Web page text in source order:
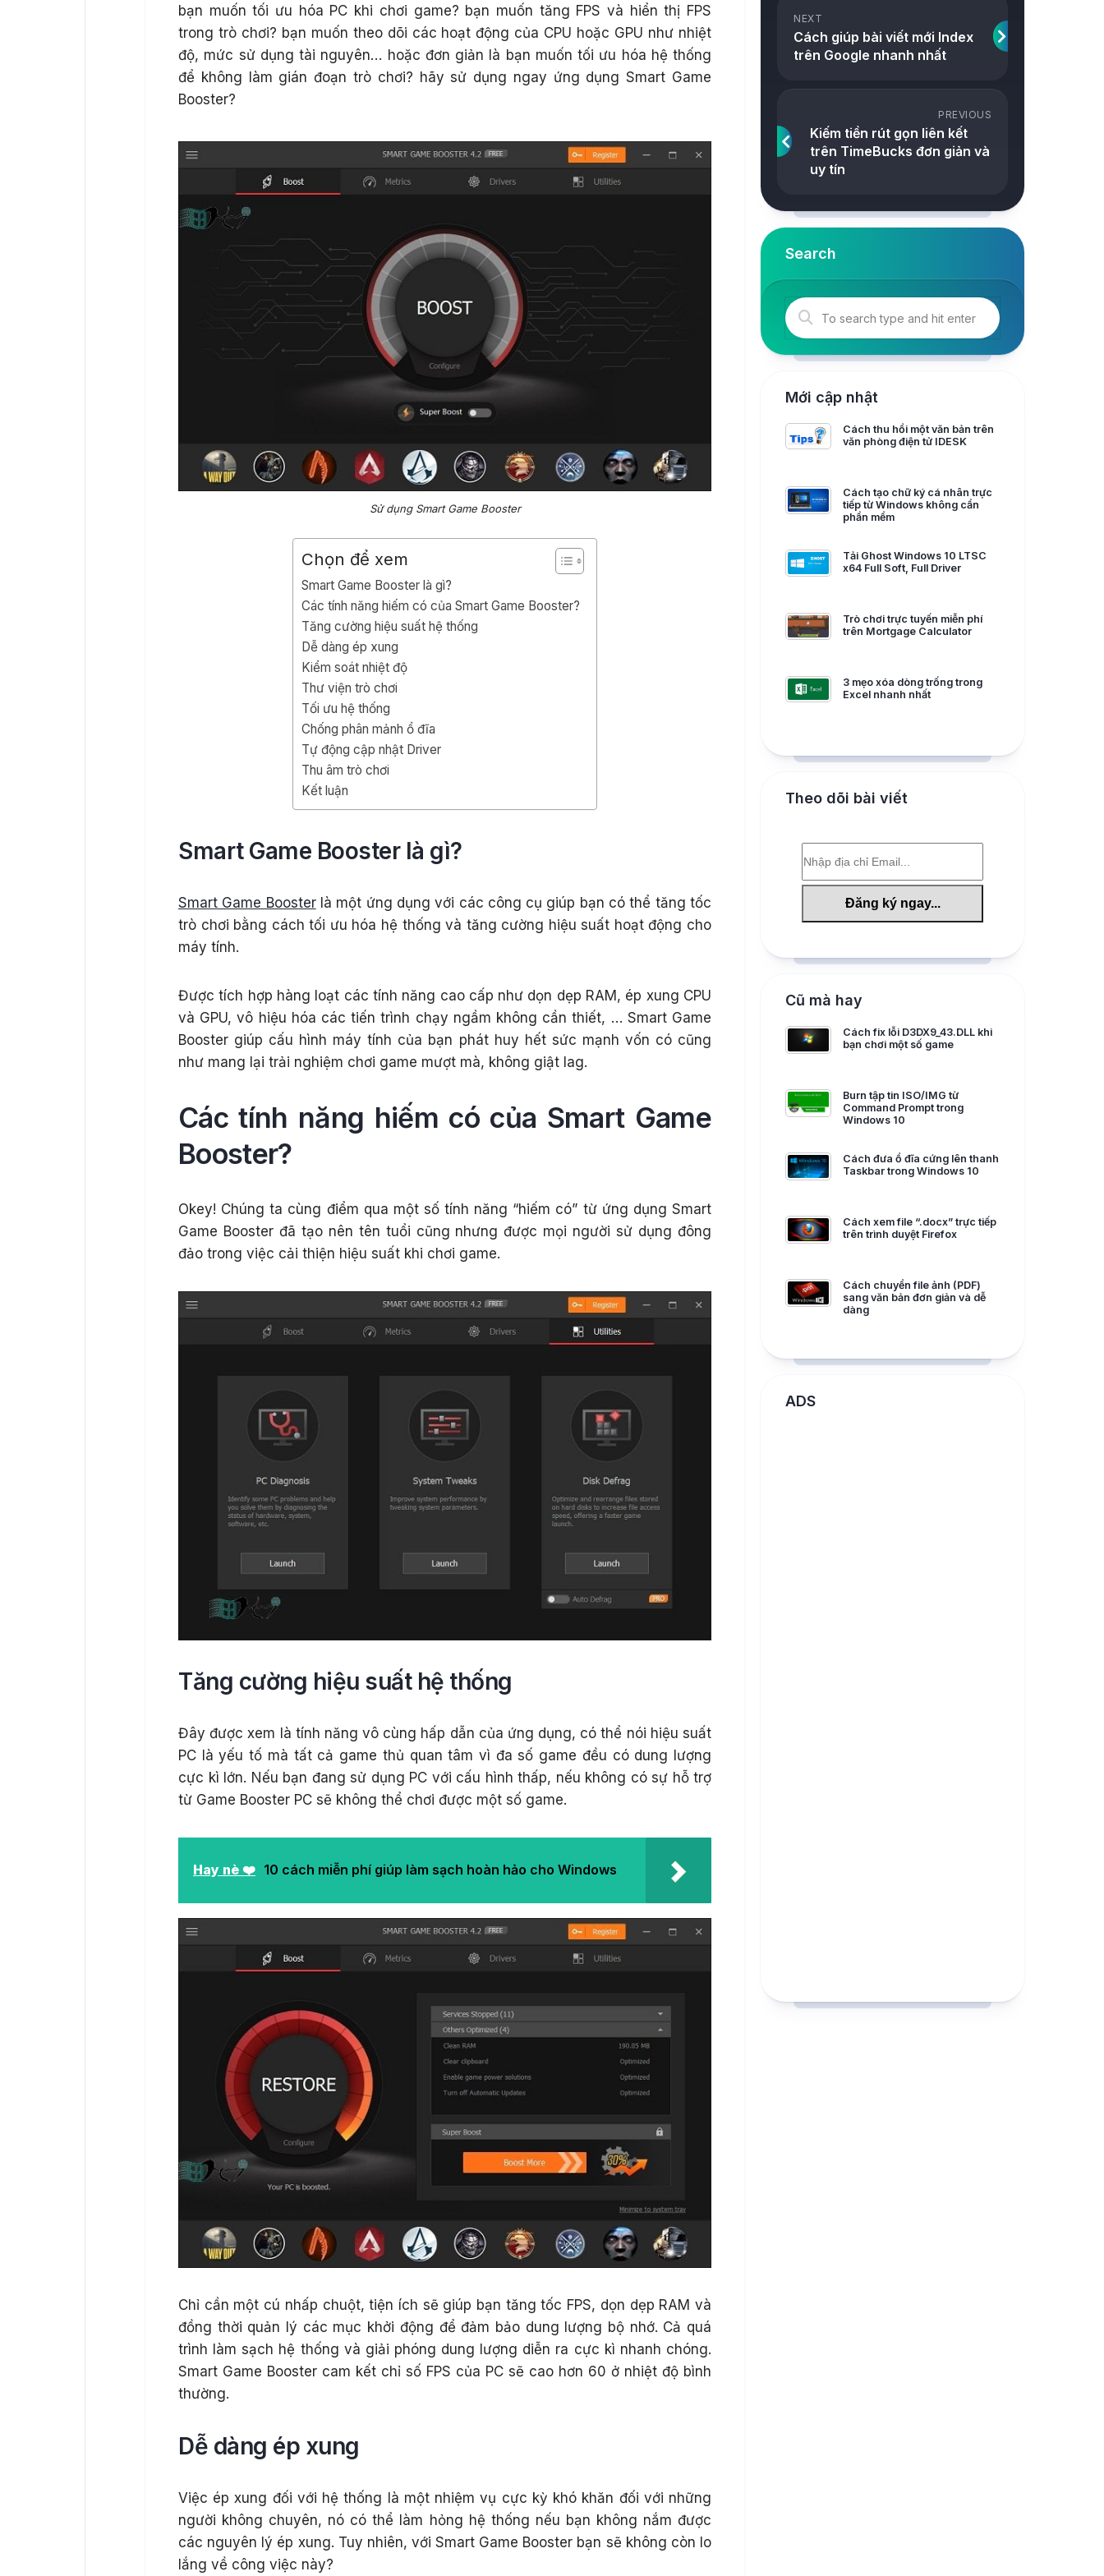
Snake
2048
Tetris
Tower
Công
cụ
bạn muốn tối ưu hóa PC khi chơi game? bạn muốn tăng FPS và hiển thị FPS
trong trò chơi? bạn muốn theo dõi các hoạt động của CPU hoặc GPU như nhiệt
độ, mức sử dụng tài nguyên… hoặc đơn giản là bạn muốn tối ưu hóa hệ thống
để không làm gián đoạn trò chơi? hãy sử dụng ngay ứng dụng Smart Game
Booster?
Sử dụng Smart Game Booster
Chọn để xem
Smart Game Booster là gì?
Các tính năng hiếm có của Smart Game Booster?
Tăng cường hiệu suất hệ thống
Dễ dàng ép xung
Kiểm soát nhiệt độ
Thư viện trò chơi
Tối ưu hệ thống
Chống phân mảnh ổ đĩa
Tự động cập nhật Driver
Thu âm trò chơi
Kết luận
Smart Game Booster là gì?
Smart Game Boosterlà một ứng dụng với các công cụ giúp bạn có thể tăng tốc
trò chơi bằng cách tối ưu hóa hệ thống và tăng cường hiệu suất hoạt động cho
máy tính.
Được tích hợp hàng loạt các tính năng cao cấp như dọn dẹp RAM, ép xung CPU
và GPU, vô hiệu hóa các tiến trình chạy ngầm không cần thiết, … Smart Game
Booster giúp cấu hình máy tính của bạn phát huy hết sức mạnh vốn có cũng
như mang lại trải nghiệm chơi game mượt mà, không giật lag.
Các tính năng hiếm có của Smart Game
Booster?
Okey! Chúng ta cùng điểm qua một số tính năng “hiếm có” từ ứng dụng Smart
Game Booster đã tạo nên tên tuổi cũng nhưng được mọi người sử dụng đông
đảo trong việc cải thiện hiệu suất khi chơi game.
Tăng cường hiệu suất hệ thống
Đây được xem là tính năng vô cùng hấp dẫn của ứng dụng, có thể nói hiệu suất
PC là yếu tố mà tất cả game thủ quan tâm vì đa số game đều có dung lượng
cực kì lớn. Nếu bạn đang sử dụng PC với cấu hình thấp, nếu không có sự hỗ trợ
từ Game Booster PC sẽ không thể chơi được một số game.
Hay nè ❤️ 10 cách miễn phí giúp làm sạch hoàn hảo cho Windows
Chỉ cần một cú nhấp chuột, tiện ích sẽ giúp bạn tăng tốc FPS, dọn dẹp RAM và
đồng thời quản lý các mục khởi động để đảm bảo dung lượng bộ nhớ. Cả quá
trình làm sạch hệ thống và giải phóng dung lượng diễn ra cực kì nhanh chóng.
Smart Game Booster cam kết chỉ số FPS của PC sẽ cao hơn 60 ở nhiệt độ bình
thường.
Dễ dàng ép xung
Việc ép xung đối với hệ thống là một nhiệm vụ cực kỳ khó khăn đối với những
người không chuyên, nó có thể làm hỏng hệ thống nếu bạn không nắm được
các nguyên lý ép xung. Tuy nhiên, với Smart Game Booster bạn sẽ không còn lo
lắng về công việc này?
NEXT
Cách giúp bài viết mới Index
trên Google nhanh nhất
PREVIOUS
Kiếm tiền rút gọn liên kết
trên TimeBucks đơn giản và
uy tín
Search
Mới cập nhật
Cách thu hồi một văn bản trên
văn phòng điện tử IDESK
Cách tạo chữ ký cá nhân trực
tiếp từ Windows không cần
phần mềm
Tải Ghost Windows 10 LTSC
x64 Full Soft, Full Driver
Trò chơi trực tuyến miễn phí
trên Mortgage Calculator
3 mẹo xóa dòng trống trong
Excel nhanh nhất
Theo dõi bài viết
Cũ mà hay
Cách fix lỗi D3DX9_43.DLL khi
bạn chơi một số game
Burn tập tin ISO/IMG từ
Command Prompt trong
Windows 10
Cách đưa ổ đĩa cứng lên thanh
Taskbar trong Windows 10
Cách xem file “.docx” trực tiếp
trên trình duyệt Firefox
Cách chuyển file ảnh (PDF)
sang văn bản đơn giản và dễ
dàng
ADS